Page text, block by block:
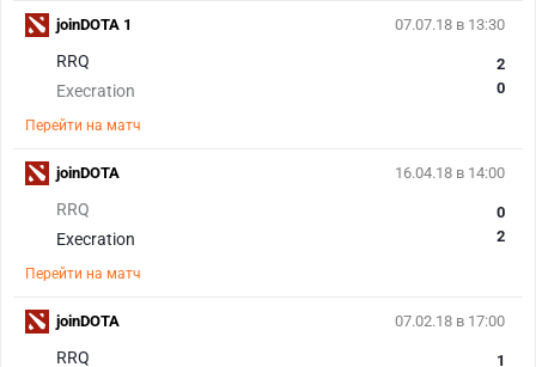
07.07.18 в 13:30
RRQ
Execration
2
0
Перейти на матч
joinDOTA 1
16.04.18 в 14:00
RRQ
Execration
0
2
Перейти на матч
joinDOTA
07.02.18 в 17:00
RRQ
1
joinDOTA